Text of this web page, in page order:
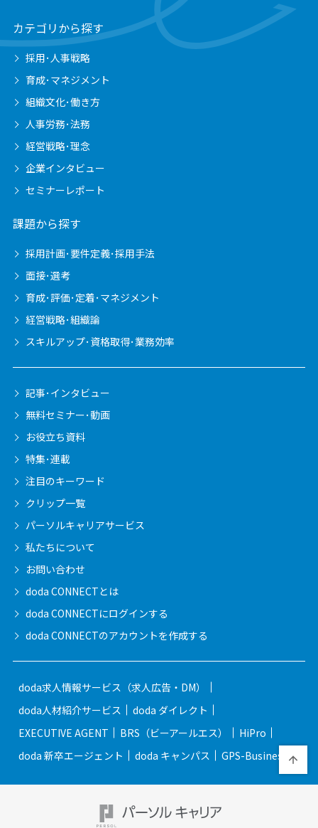
カテゴリから探す
採用･人事戦略
育成･マネジメント
組織文化･働き方
人事労務･法務
経営戦略･理念
企業インタビュー
セミナーレポート
課題から探す
採用計画･要件定義･採用手法
面接･選考
育成･評価･定着･マネジメント
経営戦略･組織論
スキルアップ･資格取得･業務効率
記事･インタビュー
無料セミナー･動画
お役立ち資料
特集･連載
注目のキーワード
クリップ一覧
パーソルキャリアサービス
私たちについて
お問い合わせ
doda CONNECTとは
doda CONNECTにログインする
doda CONNECTのアカウントを作成する
doda求人情報サービス（求人広告・DM）
doda人材紹介サービス
doda ダイレクト
EXECUTIVE AGENT
BRS（ビーアールエス）
HiPro
doda 新卒エージェント
doda キャンパス GPS-Business